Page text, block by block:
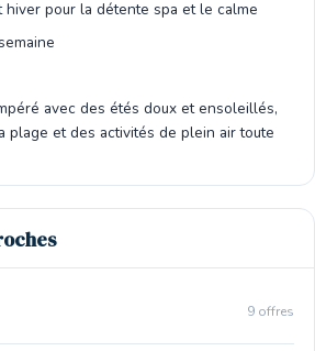
hiver pour la détente spa et le calme
avec des étés doux et ensoleillés,
plage et des activités de plein air toute
9 offres